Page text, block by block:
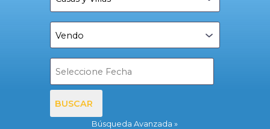
BUSCAR
Búsqueda Avanzada